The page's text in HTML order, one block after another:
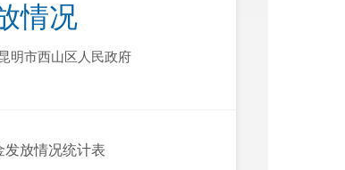
情况
明市西山区人民政府
放情况统计表